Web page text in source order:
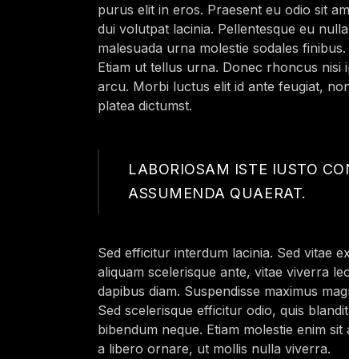
purus elit in eros. Praesent eu odio sit
dui volutpat lacinia. Pellentesque eu
malesuada urna molestie sodales
Etiam ut tellus urna. Donec rhoncus
arcu. Morbi luctus elit id ante feugiat,
platea dictumst.
LABORIOSAM ISTE IUSTO
ASSUMENDA QUAERAT.
Sed efficitur interdum lacinia. Sed vitae
aliquam scelerisque ante, vitae viverra
dapibus diam. Suspendisse maximus
Sed scelerisque efficitur odio, quis
bibendum neque. Etiam molestie enim
a libero ornare, ut mollis nulla viverra.